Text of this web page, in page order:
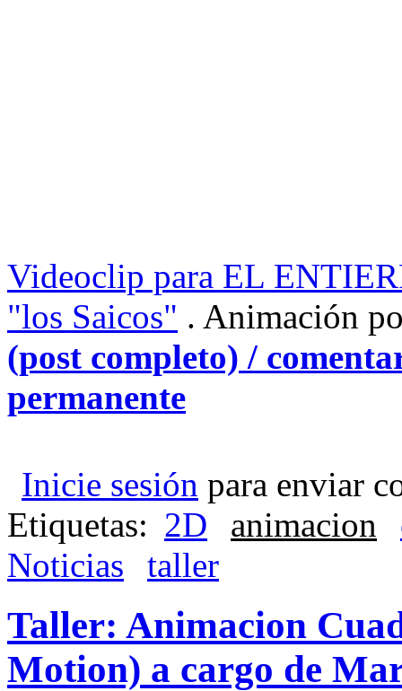
Videoclip para EL
"los Saicos" . Animación
(post completo) /
permanente
Inicie sesión para enviar
Etiquetas: 2D animacion
Noticias
taller
Taller: Animacion
Motion) a cargo de